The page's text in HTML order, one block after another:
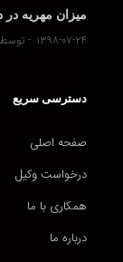
میزان مهریه در
۱۳۹۸-۰۷-۲۴
دسترسی سریع
صفحه اصلی
درخواست وکیل
همکاری با ما
درباره ما